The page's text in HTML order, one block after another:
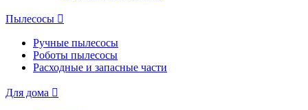
Пылесосы
Ручные пылесосы
Роботы пылесосы
Расходные и запасные части
Для дома